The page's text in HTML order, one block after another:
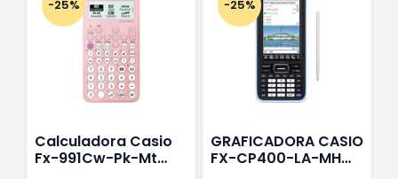
-25%
Calculadora Casio
Fx-991Cw-Pk-Mt
-25%
GRAFICADORA CASIO
FX-CP400-LA-MH